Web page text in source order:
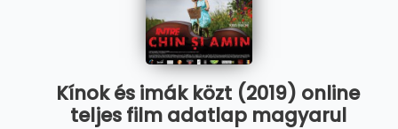
Kínok és imák közt (2019) online
teljes film adatlap magyarul